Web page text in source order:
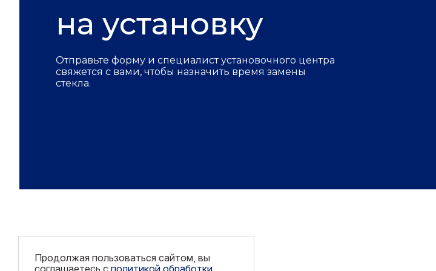
на установку
Отправьте форму и специалист установочного центра
свяжется с вами, чтобы назначить время замены
стекла.
Продолжая пользоваться сайтом, вы
соглашаетесь с политикой обработки